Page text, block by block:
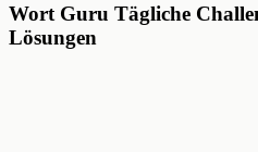
Wort Guru Tägliche
Lösungen